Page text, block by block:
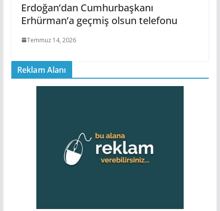
Erdoğan’dan Cumhurbaşkanı
Erhürman’a geçmiş olsun telefonu
Temmuz 14, 2026
Reklam Alanı